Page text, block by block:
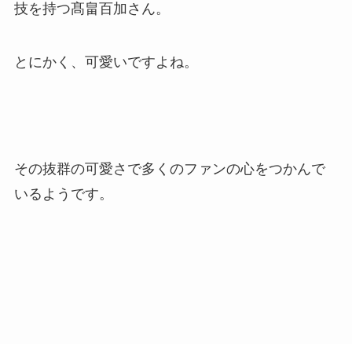
技を持つ髙畠百加さん。
とにかく、可愛いですよね。
その抜群の可愛さで多くのファンの心をつかんで
いるようです。